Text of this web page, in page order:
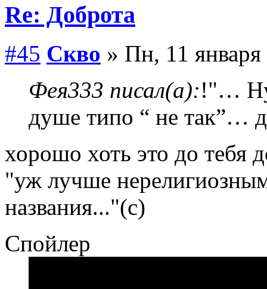
Re: Доброта
#45 Скво » Пн, 11
Фея333 писал(а):!"… Ну
душе типо “ не так”…
хорошо хоть это до тебя
"уж лучше
названия..."(с)
Спойлер